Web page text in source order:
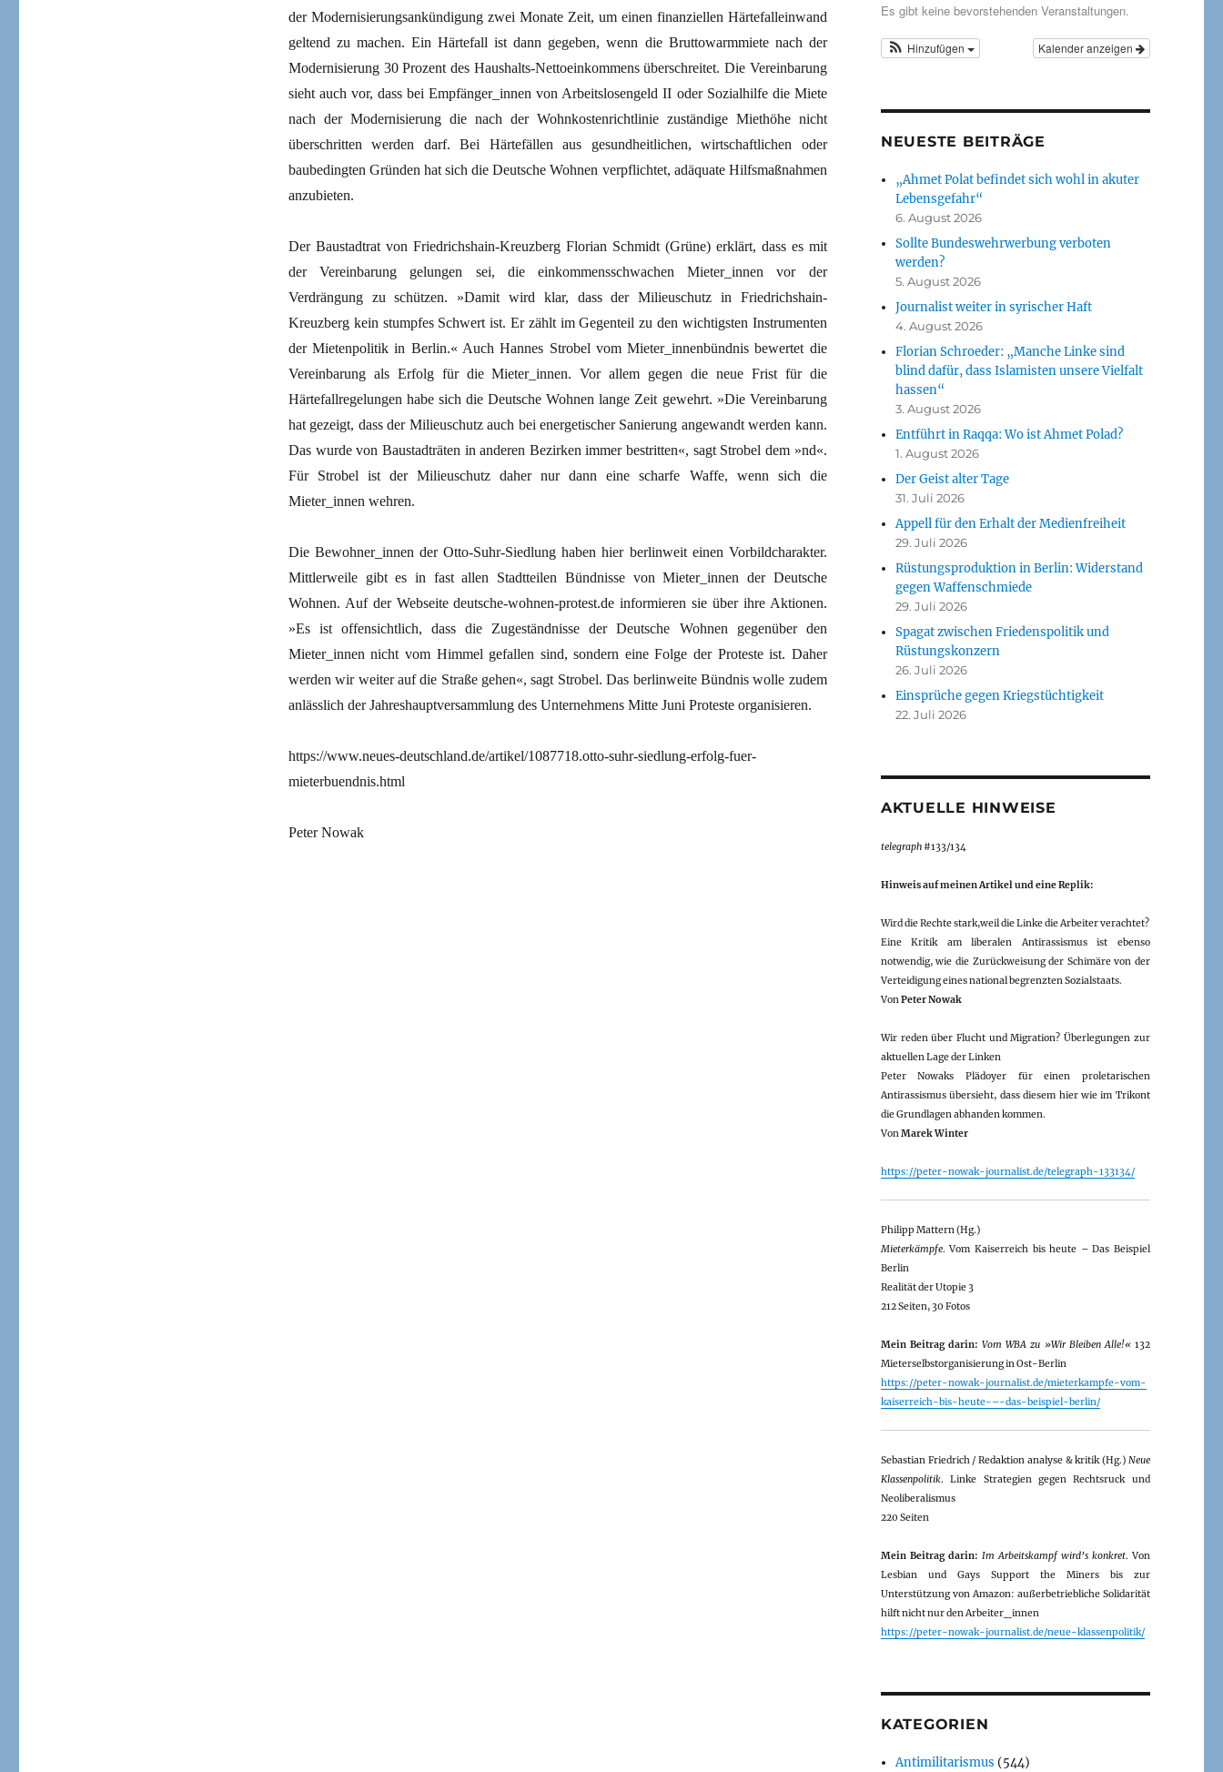
der Modernisierungsankündigung zwei Monate Zeit, um einen finanziellen Härtefalleinwand
geltend zu machen. Ein Härtefall ist dann gegeben, wenn die Bruttowarmmiete nach der
Modernisierung 30 Prozent des Haushalts-Nettoeinkommens überschreitet. Die Vereinbarung
sieht auch vor, dass bei Empfänger_innen von Arbeitslosengeld II oder Sozialhilfe die Miete
nach der Modernisierung die nach der Wohnkostenrichtlinie zuständige Miethöhe nicht
überschritten werden darf. Bei Härtefällen aus gesundheitlichen, wirtschaftlichen oder
baubedingten Gründen hat sich die Deutsche Wohnen verpflichtet, adäquate Hilfsmaßnahmen
anzubieten.
Der Baustadtrat von Friedrichshain-Kreuzberg Florian Schmidt (Grüne) erklärt, dass es mit
der Vereinbarung gelungen sei, die einkommensschwachen Mieter_innen vor der
Verdrängung zu schützen. »Damit wird klar, dass der Milieuschutz in Friedrichshain-
Kreuzberg kein stumpfes Schwert ist. Er zählt im Gegenteil zu den wichtigsten Instrumenten
der Mietenpolitik in Berlin.« Auch Hannes Strobel vom Mieter_innenbündnis bewertet die
Vereinbarung als Erfolg für die Mieter_innen. Vor allem gegen die neue Frist für die
Härtefallregelungen habe sich die Deutsche Wohnen lange Zeit gewehrt. »Die Vereinbarung
hat gezeigt, dass der Milieuschutz auch bei energetischer Sanierung angewandt werden kann.
Das wurde von Baustadträten in anderen Bezirken immer bestritten«, sagt Strobel dem »nd«.
Für Strobel ist der Milieuschutz daher nur dann eine scharfe Waffe, wenn sich die
Mieter_innen wehren.
Die Bewohner_innen der Otto-Suhr-Siedlung haben hier berlinweit einen Vorbildcharakter.
Mittlerweile gibt es in fast allen Stadtteilen Bündnisse von Mieter_innen der Deutsche
Wohnen. Auf der Webseite deutsche-wohnen-protest.de informieren sie über ihre Aktionen.
»Es ist offensichtlich, dass die Zugeständnisse der Deutsche Wohnen gegenüber den
Mieter_innen nicht vom Himmel gefallen sind, sondern eine Folge der Proteste ist. Daher
werden wir weiter auf die Straße gehen«, sagt Strobel. Das berlinweite Bündnis wolle zudem
anlässlich der Jahreshauptversammlung des Unternehmens Mitte Juni Proteste organisieren.
https://www.neues-deutschland.de/artikel/1087718.otto-suhr-siedlung-erfolg-fuer-
mieterbuendnis.html
Peter Nowak
Es gibt keine bevorstehenden Veranstaltungen.
Kalender anzeigen
Hinzufügen
NEUESTE BEITRÄGE
„Ahmet Polat befindet sich wohl in akuter
Lebensgefahr“
6. August 2026
Sollte Bundeswehrwerbung verboten
werden?
5. August 2026
Journalist weiter in syrischer Haft
4. August 2026
Florian Schroeder: „Manche Linke sind
blind dafür, dass Islamisten unsere Vielfalt
hassen“
3. August 2026
Entführt in Raqqa: Wo ist Ahmet Polad?
1. August 2026
Der Geist alter Tage
31. Juli 2026
Appell für den Erhalt der Medienfreiheit
29. Juli 2026
Rüstungsproduktion in Berlin: Widerstand
gegen Waffenschmiede
29. Juli 2026
Spagat zwischen Friedenspolitik und
Rüstungskonzern
26. Juli 2026
Einsprüche gegen Kriegstüchtigkeit
22. Juli 2026
AKTUELLE HINWEISE
telegraph#133/134
Hinweis auf meinen Artikel und eine Replik:
Wird die Rechte stark,weil die Linke die Arbeiter verachtet?
Eine Kritik am liberalen Antirassismus ist ebenso
notwendig, wie die Zurückweisung der Schimäre von der
Verteidigung eines national begrenzten Sozialstaats.
VonPeter Nowak
Wir reden über Flucht und Migration? Überlegungen zur
aktuellen Lage der Linken
Peter Nowaks Plädoyer für einen proletarischen
Antirassismus übersieht, dass diesem hier wie im Trikont
die Grundlagen abhanden kommen.
VonMarek Winter
https://peter-nowak-journalist.de/telegraph-133134/
Philipp Mattern (Hg.)
Mieterkämpfe. Vom Kaiserreich bis heute – Das Beispiel
Berlin
Realität der Utopie 3
212 Seiten, 30 Fotos
Mein Beitrag darin: Vom WBA zu »Wir Bleiben Alle!«132
Mieterselbstorganisierung in Ost-Berlin
https://peter-nowak-journalist.de/mieterkampfe-vom-
kaiserreich-bis-heute-–-das-beispiel-berlin/
Sebastian Friedrich / Redaktion analyse & kritik (Hg.) Neue
Klassenpolitik. Linke Strategien gegen Rechtsruck und
Neoliberalismus
220 Seiten
Mein Beitrag darin: Im Arbeitskampf wird’s konkret. Von
Lesbian und Gays Support the Miners bis zur
Unterstützung von Amazon: außerbetriebliche Solidarität
hilft nicht nur den Arbeiter_innen
https://peter-nowak-journalist.de/neue-klassenpolitik/
KATEGORIEN
Antimilitarismus (544)